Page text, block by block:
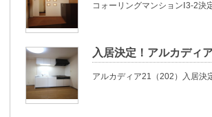
コォーリングマンションⅠ3-2決
入居決定！アルカディ
アルカディア21（202）入居決